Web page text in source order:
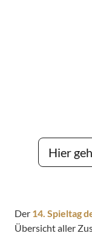
Hier
Der 14. Spieltag
Übersicht aller